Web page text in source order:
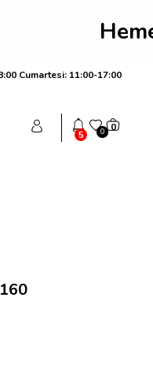
anında
Cumartesi: 11:00-17:00
5 0 0